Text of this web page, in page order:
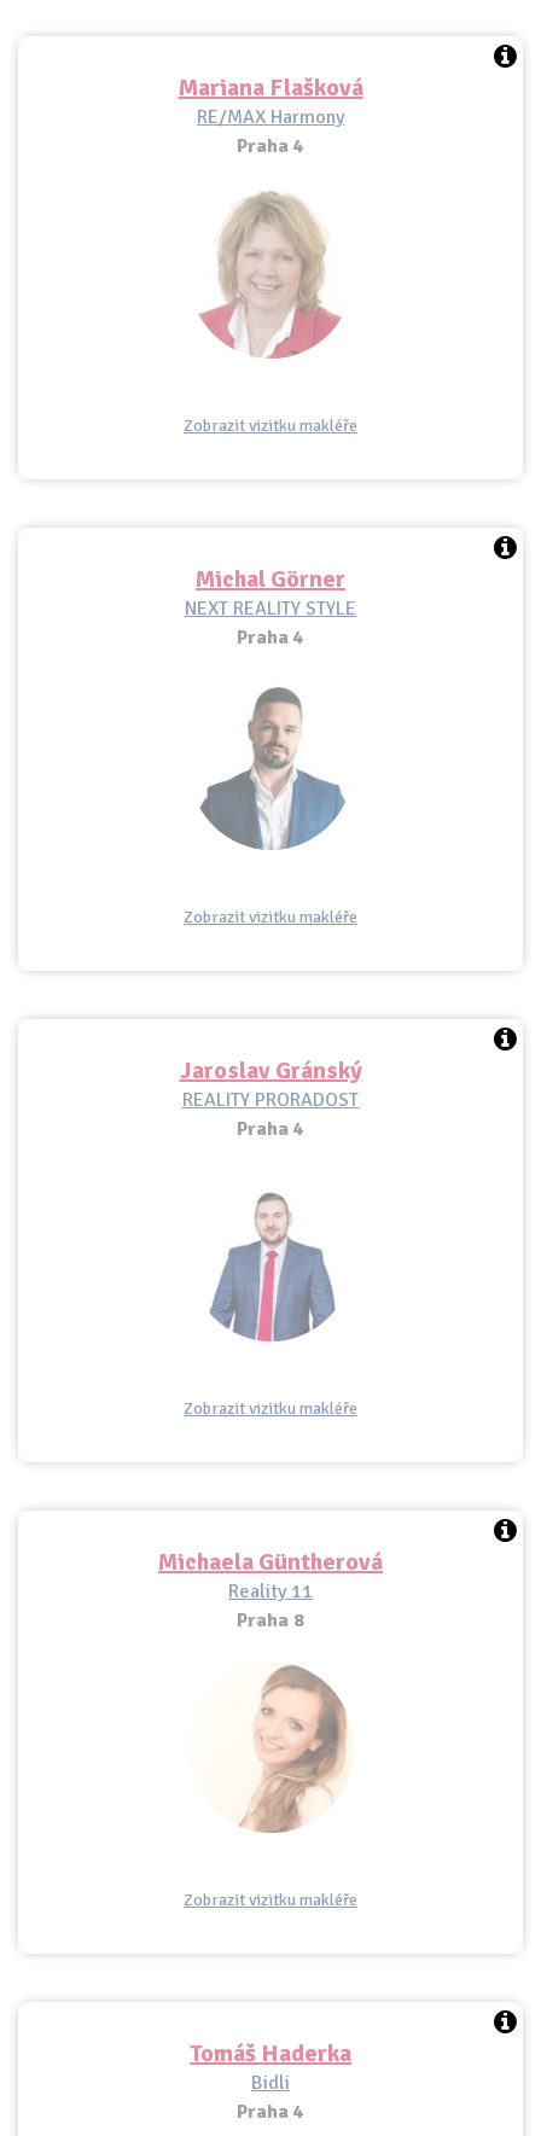
Mariana Flašková
RE/MAX Harmony
Praha 4
Zobrazit vizitku makléře
Michal Görner
NEXT REALITY STYLE
Praha 4
Zobrazit vizitku makléře
Jaroslav Gránský
REALITY PRORADOST
Praha 4
Zobrazit vizitku makléře
Michaela Güntherová
Reality 11
Praha 8
Zobrazit vizitku makléře
Tomáš Haderka
Bidli
Praha 4